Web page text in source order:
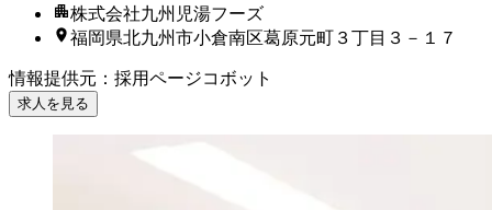
株式会社九州児湯フーズ
福岡県北九州市小倉南区葛原元町３丁目３－１７
情報提供元 ： 採用ページコボット
求人を見る